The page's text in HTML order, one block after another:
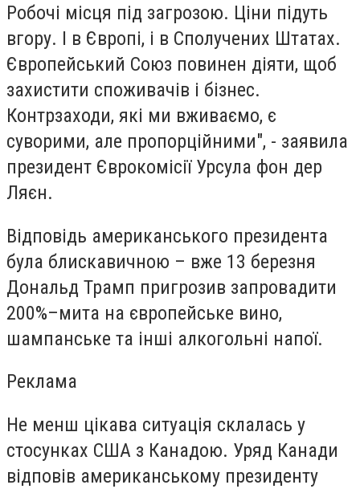
Робочі місця під загрозою. Ціни підуть
вгору. І в Європі, і в Сполучених Штатах.
Європейський Союз повинен діяти, щоб
захистити споживачів і бізнес.
Контрзаходи, які ми вживаємо, є
суворими, але пропорційними", - заявила
президент Єврокомісії Урсула фон дер
Ляєн.
Відповідь американського президента
була блискавичною – вже 13 березня
Дональд Трамп пригрозив запровадити
200%–мита на європейське вино,
шампанське та інші алкогольні напої.
Реклама
Не менш цікава ситуація склалась у
стосунках США з Канадою. Уряд Канади
відповів американському президенту